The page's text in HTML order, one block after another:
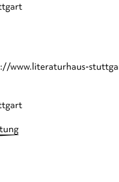
www.literaturhaus-